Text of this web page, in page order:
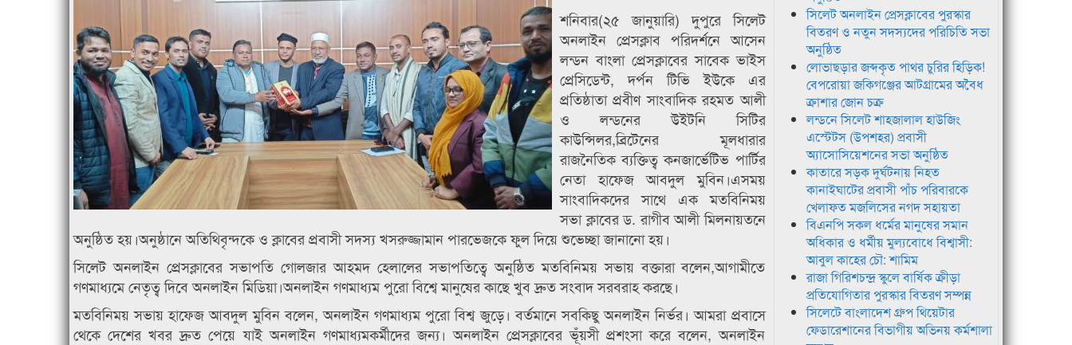
শনিবার(২৫ জানুয়ারি) দুপুরে সিলেট
অনলাইন প্রেসক্লাব পরিদর্শনে আসেন
লন্ডন বাংলা প্রেসক্লাবের সাবেক ভাইস
প্রেসিডেন্ট, দর্পন টিভি ইউকে এর
প্রতিষ্ঠাতা প্রবীণ সাংবাদিক রহমত আলী
ও লন্ডনের উইটনি সিটির
কাউন্সিলর,ব্রিটেনের মূলধারার
রাজনৈতিক ব্যক্তিত্ব কনজার্ভেটিভ পার্টির
নেতা হাফেজ আবদুল মুবিন।এসময়
সাংবাদিকদের সাথে এক মতবিনিময়
সভা ক্লাবের ড. রাগীব আলী মিলনায়তনে
অনুষ্ঠিত হয়।অনুষ্ঠানে অতিথিবৃন্দকে ও ক্লাবের প্রবাসী সদস্য খসরুজ্জামান পারভেজকে ফুল দিয়ে শুভেচ্ছা জানানো হয়।
সিলেট অনলাইন প্রেসক্লাবের সভাপতি গোলজার আহমদ হেলালের সভাপতিত্বে অনুষ্ঠিত মতবিনিময় সভায় বক্তারা বলেন,আগামীতে
গণমাধ্যমে নেতৃত্ব দিবে অনলাইন মিডিয়া।অনলাইন গণমাধ্যম পুরো বিশ্বে মানুষের কাছে খুব দ্রুত সংবাদ সরবরাহ করছে।
মতবিনিময় সভায় হাফেজ আবদুল মুবিন বলেন, অনলাইন গণমাধ্যম পুরো বিশ্ব জুড়ে। বর্তমানে সবকিছু অনলাইন নির্ভর। আমরা প্রবাসে
থেকে দেশের খবর দ্রুত পেয়ে যাই অনলাইন গণমাধ্যমকর্মীদের জন্য। অনলাইন প্রেসক্লাবের ভূঁয়সী প্রশংসা করে বলেন, অনলাইন
সিলেট অনলাইন প্রেসক্লাবের পুরস্কার
বিতরণ ও নতুন সদস্যদের পরিচিতি সভা
অনুষ্ঠিত
লোভাছড়ার জব্দকৃত পাথর চুরির হিড়িক!
বেপরোয়া জকিগঞ্জের আটগ্রামের অবৈধ
ক্রাশার জোন চক্র
লন্ডনে সিলেট শাহজালাল হাউজিং
এস্টেটস (উপশহর) প্রবাসী
অ্যাসোসিয়েশনের সভা অনুষ্ঠিত
কাতারে সড়ক দুর্ঘটনায় নিহত
কানাইঘাটের প্রবাসী পাঁচ পরিবারকে
খেলাফত মজলিসের নগদ সহায়তা
বিএনপি সকল ধর্মের মানুষের সমান
অধিকার ও ধর্মীয় মুল্যবোধে বিশ্বাসী:
আবুল কাহের চৌ: শামিম
রাজা গিরিশচন্দ্র স্কুলে বার্ষিক ক্রীড়া
প্রতিযোগিতার পুরস্কার বিতরণ সম্পন্ন
সিলেটে বাংলাদেশ গ্রুপ থিয়েটার
ফেডারেশানের বিভাগীয় অভিনয় কর্মশালা